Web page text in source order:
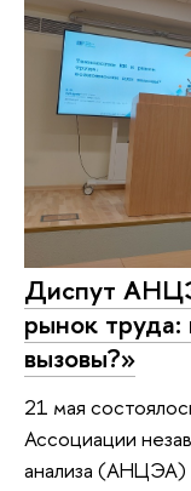
Диспут
рынок
вызовы?»
21 мая
Ассоциации
анализа (АНЦЭА)